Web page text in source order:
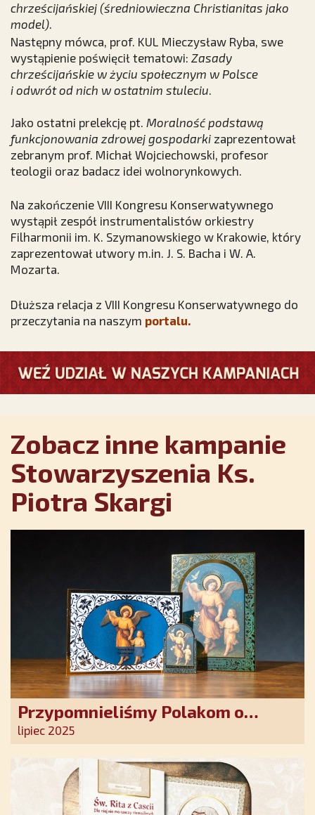
chrześcijańskiej (średniowieczna Christianitas jako
model).
Następny mówca, prof. KUL Mieczysław Ryba, swe
wystąpienie poświęcił tematowi: Zasady
chrześcijańskie w życiu społecznym w Polsce
i odwrót od nich w ostatnim stuleciu.
Jako ostatni prelekcję pt. Moralność podstawą
funkcjonowania zdrowej gospodarki zaprezentował
zebranym prof. Michał Wojciechowski, profesor
teologii oraz badacz idei wolnorynkowych.
Na zakończenie VIII Kongresu Konserwatywnego
wystąpił zespół instrumentalistów orkiestry
Filharmonii im. K. Szymanowskiego w Krakowie, który
zaprezentował utwory m.in. J. S. Bacha i W. A.
Mozarta.
Dłuższa relacja z VIII Kongresu Konserwatywnego do
przeczytania na naszym portalu.
Zobacz inne kampanie
Stowarzyszenia Ks.
Piotra Skargi
Przypomnieliśmy Polakom o
obecności Anioła Stróża!
lipiec 2025